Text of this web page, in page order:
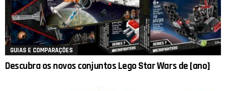
GUIAS E COMPARAÇÕES
Descubra os novos conjuntos Lego Star Wars de [ano]